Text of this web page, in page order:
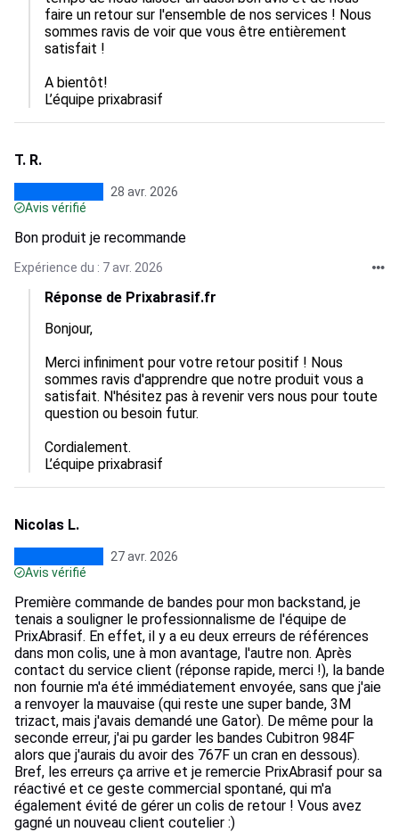
faire un retour sur l'ensemble de nos services ! Nous
sommes ravis de voir que vous être entièrement
satisfait !
A bientôt!
L’équipe prixabrasif
T. R.
28 avr. 2026
Avis vérifié
Bon produit je recommande
Expérience du : 7 avr. 2026
Réponse de Prixabrasif.fr
Bonjour,
Merci infiniment pour votre retour positif ! Nous
sommes ravis d'apprendre que notre produit vous a
satisfait. N'hésitez pas à revenir vers nous pour toute
question ou besoin futur.
Cordialement.
L’équipe prixabrasif
Nicolas L.
27 avr. 2026
Avis vérifié
Première commande de bandes pour mon backstand, je
tenais a souligner le professionnalisme de l'équipe de
PrixAbrasif. En effet, il y a eu deux erreurs de références
dans mon colis, une à mon avantage, l'autre non. Après
contact du service client (réponse rapide, merci !), la bande
non fournie m'a été immédiatement envoyée, sans que j'aie
a renvoyer la mauvaise (qui reste une super bande, 3M
trizact, mais j'avais demandé une Gator). De même pour la
seconde erreur, j'ai pu garder les bandes Cubitron 984F
alors que j'aurais du avoir des 767F un cran en dessous).
Bref, les erreurs ça arrive et je remercie PrixAbrasif pour sa
réactivé et ce geste commercial spontané, qui m'a
également évité de gérer un colis de retour ! Vous avez
gagné un nouveau client coutelier :)